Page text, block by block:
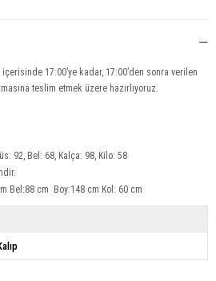
17:00’ye kadar, 17:00’den sonra verilen
teslim etmek üzere hazırlıyoruz.
92, Bel: 68, Kalça: 98, Kilo: 58
Bel:88 cm Boy:148 cm Kol: 60 cm